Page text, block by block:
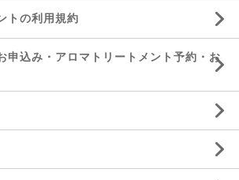
トの利用規約
申込み・アロマトリートメント予約・お